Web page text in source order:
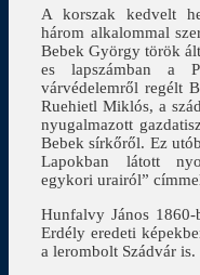
A korszak kedvelt
három alkalommal
Bebek György török
es lapszámban a
várvédelemről regélt
Ruehietl Miklós, a
nyugalmazott
Bebek sírkőről. Ez
Lapokban látott
egykori urairól”
Hunfalvy János 1860-
Erdély eredeti
a lerombolt Szádvár is.